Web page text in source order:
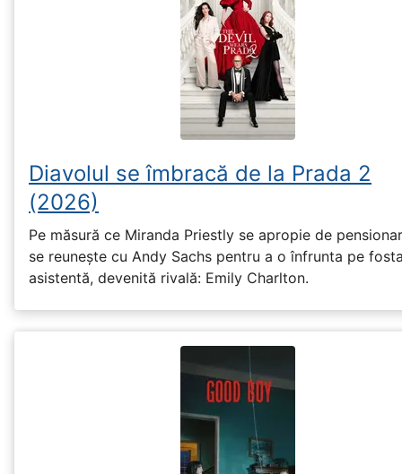
Diavolul se îmbracă de la Prada 2
(2026)
Pe măsură ce Miranda Priestly se apropie de
se reunește cu Andy Sachs pentru a o înfrunta pe
asistentă, devenită rivală: Emily Charlton.